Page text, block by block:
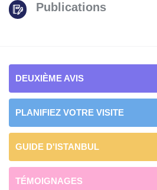
Publications
DEUXIÈME AVIS
PLANIFIEZ VOTRE VISITE
GUIDE D'ISTANBUL
TÉMOIGNAGES